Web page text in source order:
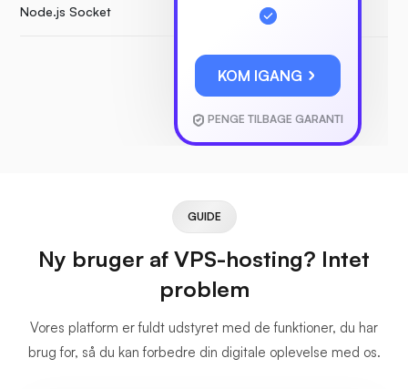
Node.js Socket
KOM IGANG
PENGE TILBAGE GARANTI
GUIDE
Ny bruger af VPS-hosting? Intet
problem
Vores platform er fuldt udstyret med de funktioner, du har
brug for, så du kan forbedre din digitale oplevelse med os.